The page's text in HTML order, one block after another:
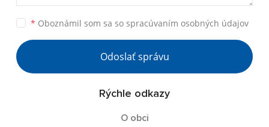
* Oboznámil som sa so spracúvaním osobných údajov
Odoslať správu
Rýchle odkazy
O obci